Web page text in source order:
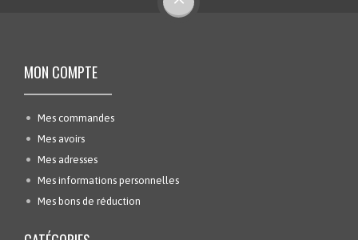
MON COMPTE
Mes commandes
Mes avoirs
Mes adresses
Mes informations personnelles
Mes bons de réduction